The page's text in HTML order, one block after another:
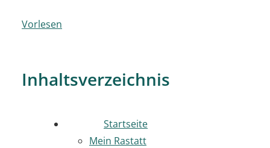
Vorlesen
Inhaltsverzeichnis
Startseite
Mein Rastatt